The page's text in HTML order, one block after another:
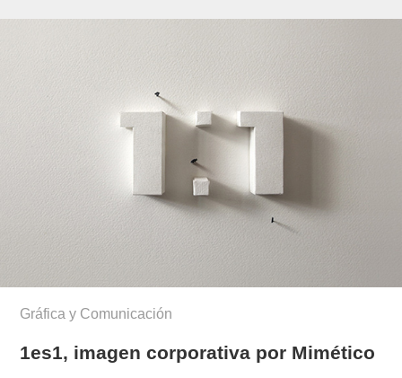
Gráfica y Comunicación
1es1, imagen corporativa por Mimético